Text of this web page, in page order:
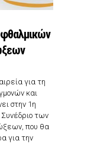
για τη
και
στην 1η
Συνέδριο των
που θα
για την